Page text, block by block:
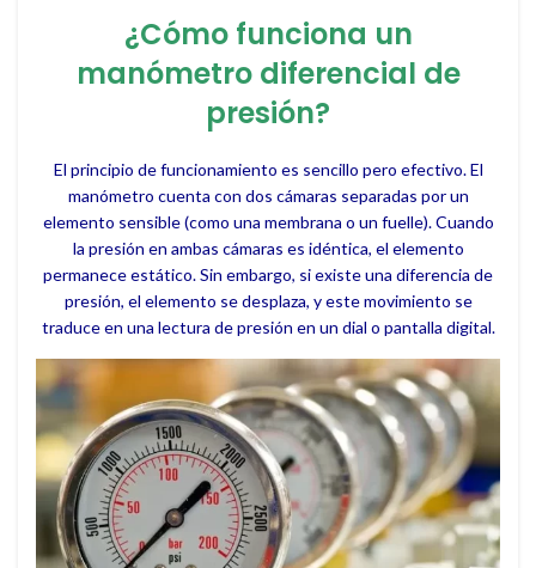
¿Cómo funciona un
manómetro diferencial de
presión?
El principio de funcionamiento es sencillo pero efectivo. El
manómetro cuenta con dos cámaras separadas por un
elemento sensible (como una membrana o un fuelle). Cuando
la presión en ambas cámaras es idéntica, el elemento
permanece estático. Sin embargo, si existe una diferencia de
presión, el elemento se desplaza, y este movimiento se
traduce en una lectura de presión en un dial o pantalla digital.